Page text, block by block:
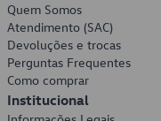
Quem Somos
Atendimento (SAC)
Devoluções e trocas
Perguntas Frequentes
Como comprar
Institucional